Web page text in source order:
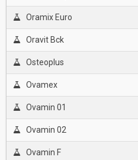
Oramix Euro
Oravit Bck
Osteoplus
Ovamex
Ovamin 01
Ovamin 02
Ovamin F